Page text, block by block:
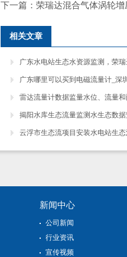
下一篇： 荣瑞达混合气体涡轮
相关文章
广东水电站生态水资源监测，荣
广东哪里可以买到电磁流量计_深
雷达流量计数据监量水位、流量
揭阳水库生态流量监测水生态数
云浮市生态流项目安装水电站生
新闻中心
公司新闻
行业资讯
宣传视频